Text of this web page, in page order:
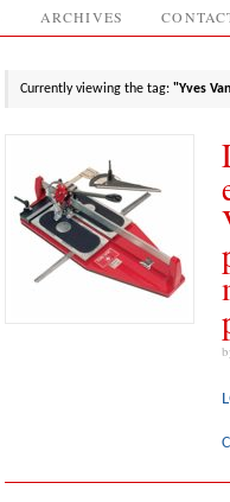
ARCHIVES
Currently viewing the tag: "Yves